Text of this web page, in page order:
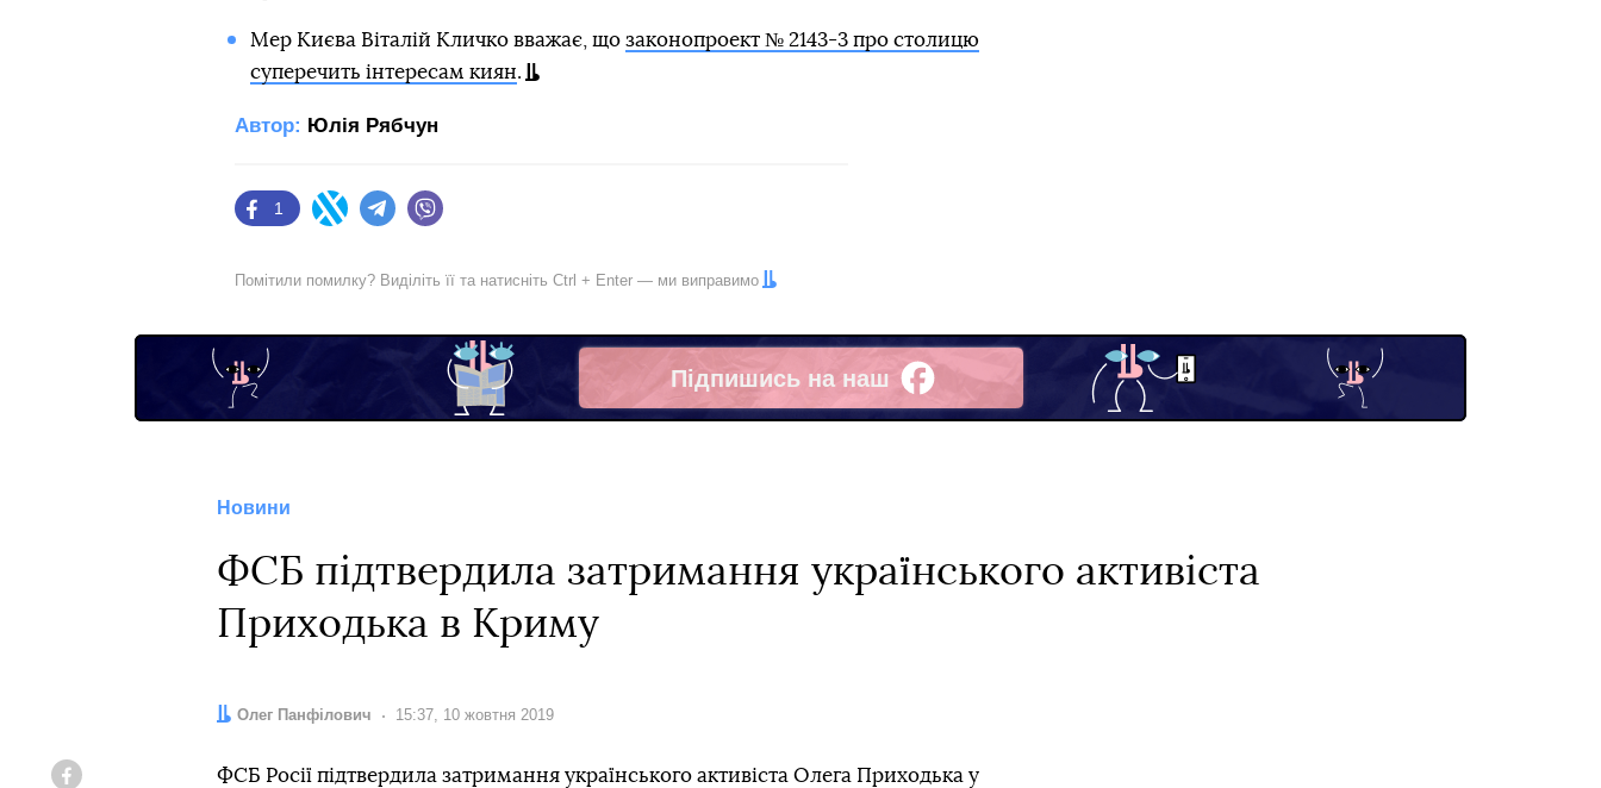
Мер Києва Віталій Кличко вважає, що законопроект № 2143-3 про столицю
суперечить інтересам киян.
Автор: Юлія Рябчун
Facebook
1
Twitter Telegram
Помітили помилку? Виділіть її та натисніть Ctrl + Enter — ми виправимо
Підпишись на наш
Facebook
Новини
ФСБ підтвердила затримання українського активіста
Приходька в Криму
Автор:
Олег Панфілович Дата:
15:37, 10 жовтня 2019
ФСБ Росії підтвердила затримання українського активіста Олега Приходька у